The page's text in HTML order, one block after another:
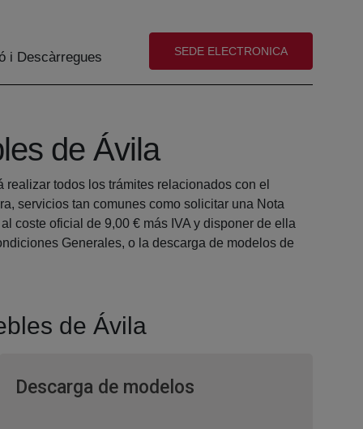
i Descàrregues (abre en nueva ventana)
SEDE ELECTRONICA
de Ávila
todos los trámites relacionados con el
servicios tan comunes como solicitar una Nota
coste oficial de 9,00 € más IVA y disponer de ella
Generales, o la descarga de modelos de
de Ávila
Descarga de modelos